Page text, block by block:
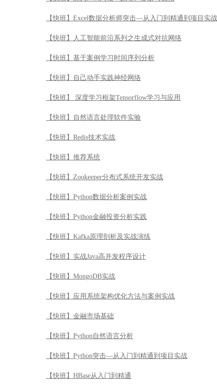
【快班】Excel数据分析师突击—从入门到精通到项目实战
【快班】人工智能前沿系列之生成式对抗网络
【快班】基于案例学习时间序列分析
【快班】自己动手实践神经网络
【快班】 深度学习框架Tensorflow学习与应用
【快班】自然语言处理软件实验
【快班】Redis技术实战
【快班】推荐系统
【快班】Zookeeper分布式系统开发实战
【快班】Python数据分析案例实战
【快班】Python金融投资分析实践
【快班】Kafka原理剖析及实战演练
【快班】实战Java高并发程序设计
【快班】MongoDB实战
【快班】应用系统架构优化方法与案例实战
【快班】金融市场基础
【快班】Python自然语言分析
【快班】Python突击—从入门到精通到项目实战
【快班】HBase从入门到精通